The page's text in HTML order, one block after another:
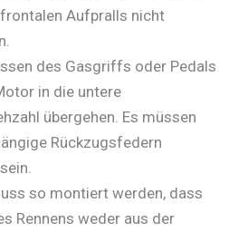
Aufpralls nicht
des Gasgriffs oder Pedals
in die untere
übergehen. Es müssen
Rückzugsfedern
so montiert werden, dass
Rennens weder aus der